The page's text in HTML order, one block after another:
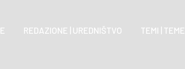
REDAZIONE | UREDNIŠTVO TEMI | TEME